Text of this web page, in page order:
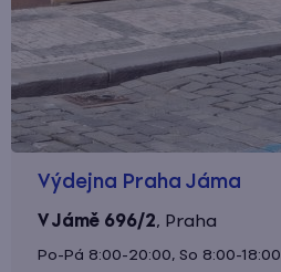
Výdejna Praha Jáma
V Jámě 696/2, Praha
Po-Pá 8:00-20:00, So 8:00-18:00